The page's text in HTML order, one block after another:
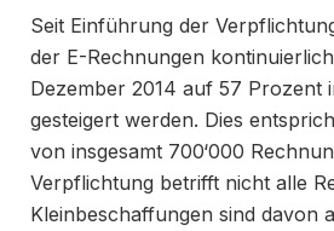
Seit Einführung der
der E-Rechnungen
Dezember 2014 auf 57 Prozent
gesteigert werden. Dies
von insgesamt 700‘000
Verpflichtung betrifft nicht alle
Kleinbeschaffungen sind davon